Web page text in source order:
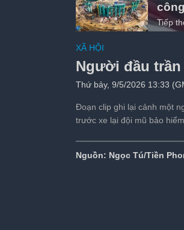
công
Tiếp
00:16 /
XÃ HỘI
Người đầu
Thứ bảy, 9/5/2026 13:33
Đoạn clip ghi lại cảnh một
trước xe lại đội mũ bảo
Nguồn: Ngọc Tú/Tiền